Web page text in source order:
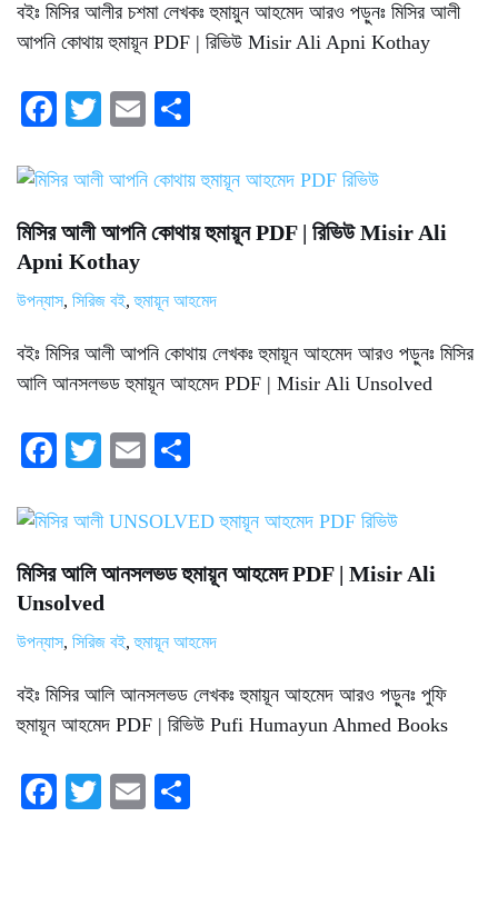
বইঃ মিসির আলীর চশমা লেখকঃ হুমায়ুন আহমেদ আরও পড়ুনঃ মিসির আলী
আপনি কোথায় হুমায়ূন PDF | রিভিউ Misir Ali Apni Kothay
Fa
bo
ok
T
tte
E
ail re
মিসির আলী আপনি কোথায় হুমায়ূন PDF | রিভিউ Misir Ali
Apni Kothay
উপন্যাস, সিরিজ বই,হুমায়ূন আহমেদ
বইঃ মিসির আলী আপনি কোথায় লেখকঃ হুমায়ূন আহমেদ আরও পড়ুনঃ মিসির
আলি আনসলভড হুমায়ূন আহমেদ PDF | Misir Ali Unsolved
Fa
bo
ok
T
tte
E
ail re
মিসির আলি আনসলভড হুমায়ূন আহমেদ PDF | Misir Ali
Unsolved
উপন্যাস, সিরিজ বই,হুমায়ূন আহমেদ
বইঃ মিসির আলি আনসলভড লেখকঃ হুমায়ূন আহমেদ আরও পড়ুনঃ পুফি
হুমায়ূন আহমেদ PDF | রিভিউ Pufi Humayun Ahmed Books
Fa T
E